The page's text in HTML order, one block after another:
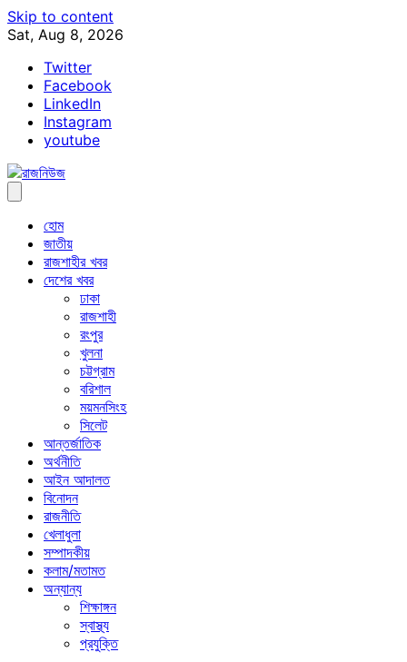
Skip to content
Sat, Aug 8, 2026
Twitter
Facebook
LinkedIn
Instagram
youtube
হোম
জাতীয়
রাজশাহীর খবর
দেশের খবর
ঢাকা
রাজশাহী
রংপুর
খুলনা
চট্টগ্রাম
বরিশাল
ময়মনসিংহ
সিলেট
আন্তর্জাতিক
অর্থনীতি
আইন আদালত
বিনোদন
রাজনীতি
খেলাধুলা
সম্পাদকীয়
কলাম/মতামত
অন্যান্য
শিক্ষাঙ্গন
স্বাস্থ্য
প্রযুক্তি